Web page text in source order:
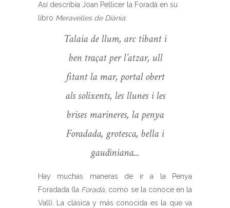
Así describía Joan Pellicer la Foradà en su
libro Meravelles de Diània:
Talaia de llum, arc tibant i
ben traçat per l’atzar, ull
fitant la mar, portal obert
als solixents, les llunes i les
brises marineres, la penya
Foradada, grotesca, bella i
gaudiniana...
Hay muchas maneras de ir a la Penya
Foradada (la Foradà, como se la conoce en la
Vall). La clásica y más conocida es la que va